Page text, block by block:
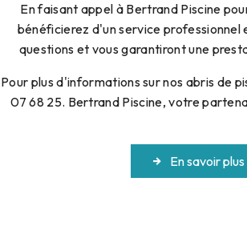
En faisant appel à Bertrand Piscine
bénéficierez d'un service professionnel
questions et vous garantiront une
Pour plus d'informations sur nos abris de
07 68 25. Bertrand Piscine, votre
En savoir plus